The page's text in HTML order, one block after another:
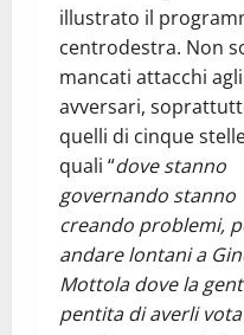
illustrato il
centrodestra. Non
mancati attacchi agli
avversari,
quelli di cinque
quali “dove stanno
governando stanno
creando problemi,
andare lontani a
Mottola dove la
pentita di averli